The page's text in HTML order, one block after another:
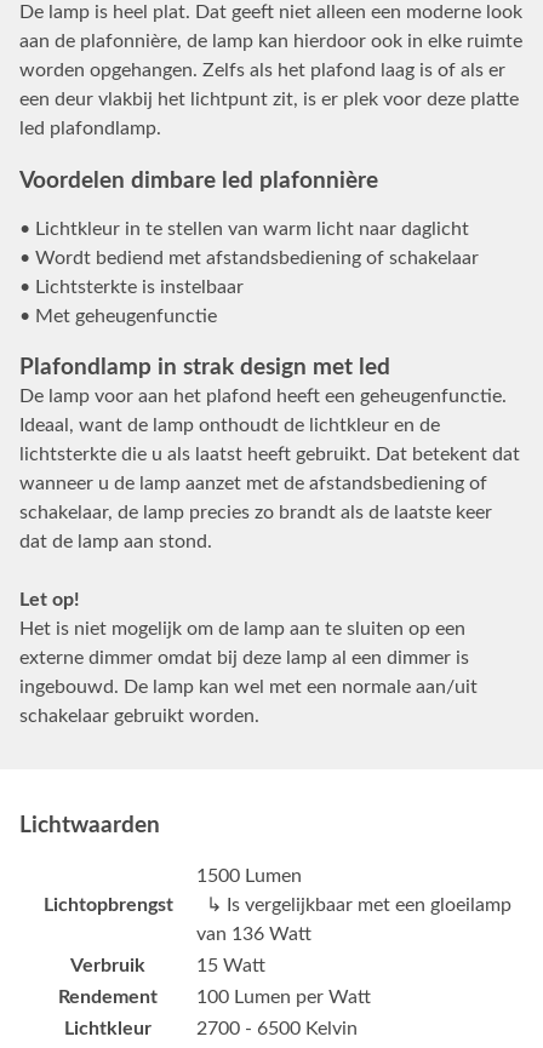
De lamp is heel plat. Dat geeft niet alleen een moderne look
aan de plafonnière, de lamp kan hierdoor ook in elke ruimte
worden opgehangen. Zelfs als het plafond laag is of als er
een deur vlakbij het lichtpunt zit, is er plek voor deze platte
led plafondlamp.
Voordelen dimbare led plafonnière
• Lichtkleur in te stellen van warm licht naar daglicht
• Wordt bediend met afstandsbediening of schakelaar
• Lichtsterkte is instelbaar
• Met geheugenfunctie
Plafondlamp in strak design met led
De lamp voor aan het plafond heeft een geheugenfunctie.
Ideaal, want de lamp onthoudt de lichtkleur en de
lichtsterkte die u als laatst heeft gebruikt. Dat betekent dat
wanneer u de lamp aanzet met de afstandsbediening of
schakelaar, de lamp precies zo brandt als de laatste keer
dat de lamp aan stond.
Let op!
Het is niet mogelijk om de lamp aan te sluiten op een
externe dimmer omdat bij deze lamp al een dimmer is
ingebouwd. De lamp kan wel met een normale aan/uit
schakelaar gebruikt worden.
Lichtwaarden
Lichtopbrengst
1500 Lumen
↳ Is vergelijkbaar met een gloeilamp
van 136 Watt
Verbruik
15 Watt
Rendement
100 Lumen per Watt
Lichtkleur
2700 - 6500 Kelvin